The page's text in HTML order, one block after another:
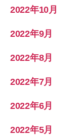
2022年10月
2022年9月
2022年8月
2022年7月
2022年6月
2022年5月